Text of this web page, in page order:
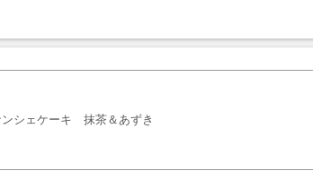
シェケーキ 抹茶＆あずき